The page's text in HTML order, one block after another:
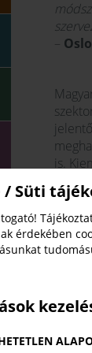
–
is.
A
/ Süti
érdekében